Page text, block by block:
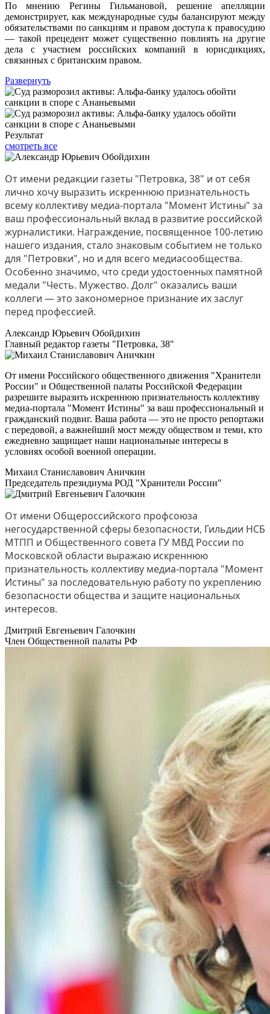
По мнению Регины Гильмановой, решение апелляции
демонстрирует, как международные суды балансируют между
обязательствами по санкциям и правом доступа к правосудию
— такой прецедент может существенно повлиять на другие
дела с участием российских компаний в юрисдикциях,
связанных с британским правом.
Развернуть
Результат
смотреть все
От имени редакции газеты "Петровка, 38" и от себя
лично хочу выразить искреннюю признательность
всему коллективу медиа-портала "Момент Истины" за
ваш профессиональный вклад в развитие российской
журналистики. Награждение, посвященное 100-летию
нашего издания, стало знаковым событием не только
для "Петровки", но и для всего медиасообщества.
Особенно значимо, что среди удостоенных памятной
медали "Честь. Мужество. Долг" оказались ваши
коллеги — это закономерное признание их заслуг
перед профессией.
Александр Юрьевич Обойдихин
Главный редактор газеты "Петровка, 38"
От имени Российского общественного движения "Хранители
России" и Общественной палаты Российской Федерации
разрешите выразить искреннюю признательность коллективу
медиа-портала "Момент Истины" за ваш профессиональный и
гражданский подвиг. Ваша работа — это не просто репортажи
с передовой, а важнейший мост между обществом и теми, кто
ежедневно защищает наши национальные интересы в
условиях особой военной операции.
Михаил Станиславович Аничкин
Председатель президиума РОД "Хранители России"
От имени Общероссийского профсоюза
негосударственной сферы безопасности, Гильдии НСБ
МТПП и Общественного совета ГУ МВД России по
Московской области выражаю искреннюю
признательность коллективу медиа-портала "Момент
Истины" за последовательную работу по укреплению
безопасности общества и защите национальных
интересов.
Дмитрий Евгеньевич Галочкин
Член Общественной палаты РФ